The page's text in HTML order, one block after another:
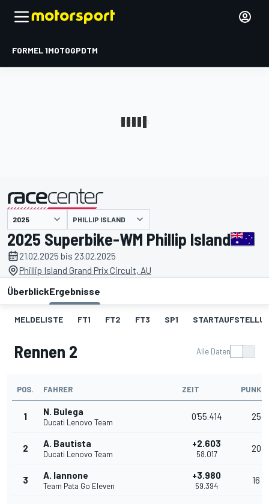
FORMEL 1MOTOGPDTM
PHILLIP ISLAND
2025 Superbike-WM Phillip Island
21.02.2025 bis 23.02.2025
Phillip Island Grand Prix Circuit, AU
ÜberblickErgebnisse
MELDELISTE FT1 FT2 FT3 SP1
Rennen 2 Alle Daten
POS. FAHRER ZEIT
1 N. Bulega
Ducati Lenovo Team
0'55.414 25
2 A. Bautista
Ducati Lenovo Team
+2.603
58.017
20
3 A. Iannone
Team Pata Go Eleven
+3.980
59.394
16